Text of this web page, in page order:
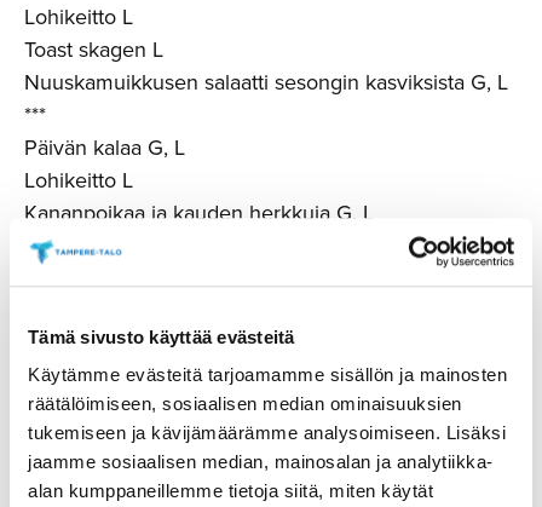
Tämä sivusto käyttää evästeitä
Käytämme evästeitä tarjoamamme sisällön ja mainosten
räätälöimiseen, sosiaalisen median ominaisuuksien
tukemiseen ja kävijämäärämme analysoimiseen. Lisäksi
jaamme sosiaalisen median, mainosalan ja analytiikka-
alan kumppaneillemme tietoja siitä, miten käytät
Lohikeitto L
Toast skagen L
Nuuskamuikkusen salaatti sesongin kasviksista G, L
***
Päivän kalaa G, L
Lohikeitto L
Kananpoikaa ja kauden herkkuja G, L
***
Muumimamman pannukakut
L=laktoositon, G=gluteeniton, Veg=vegaaninen
Hinta ennakkoon tilatessa
2 rkl 41,00 €, museolipulla 39,00 € (lippu ei sisälly
hintaan)